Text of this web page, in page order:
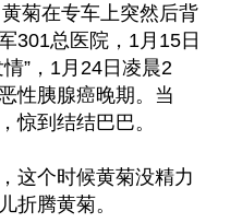
菊在专车上突然后背
301总医院，1月15日
”，1月24日凌晨2
性胰腺癌晚期。当
惊到结结巴巴。
这个时候黄菊没精力
折腾黄菊。